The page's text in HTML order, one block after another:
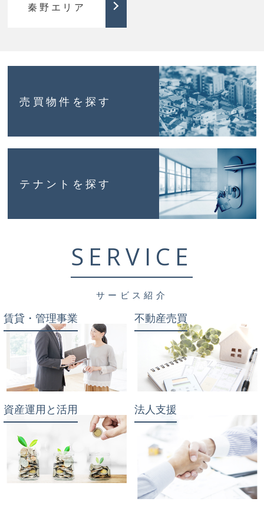
秦野エリア
売買物件 を探す
テナント を探す
SERVICE
サービス紹介
賃貸・管理事業 不動産売買
資産運用と活用 法人支援